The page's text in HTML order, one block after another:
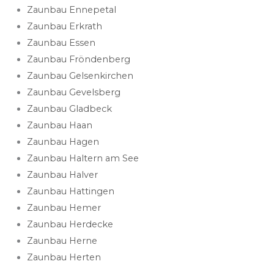
Zaunbau Ennepetal
Zaunbau Erkrath
Zaunbau Essen
Zaunbau Fröndenberg
Zaunbau Gelsenkirchen
Zaunbau Gevelsberg
Zaunbau Gladbeck
Zaunbau Haan
Zaunbau Hagen
Zaunbau Haltern am See
Zaunbau Halver
Zaunbau Hattingen
Zaunbau Hemer
Zaunbau Herdecke
Zaunbau Herne
Zaunbau Herten